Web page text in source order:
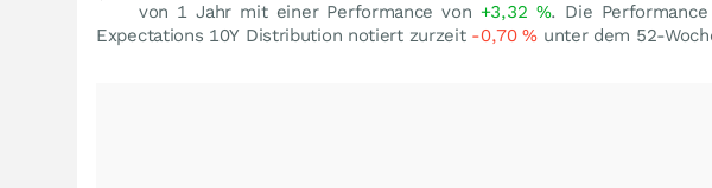
von 1 Jahr mit einer Performance von +3,32 %. Die
Expectations 10Y Distribution notiert zurzeit -0,70% unter dem 52-